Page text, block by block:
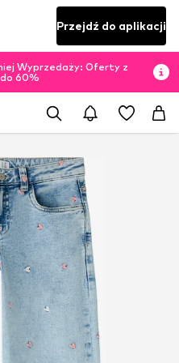
Przejdź do aplikacji
Wyprzedaży: Oferty z
60%